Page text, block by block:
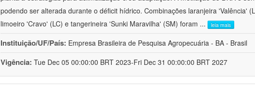
podendo ser alterada durante o déficit hídrico. Combinações laranjeira 'Valência'
limoeiro 'Cravo' (LC) e tangerineira 'Sunki Maravilha' (SM) foram ... leia mais
Instituição/UF/País: Empresa Brasileira de Pesquisa Agropecuária - BA - Brasil
Vigência: Tue Dec 05 00:00:00 BRT 2023-Fri Dec 31 00:00:00 BRT 2027